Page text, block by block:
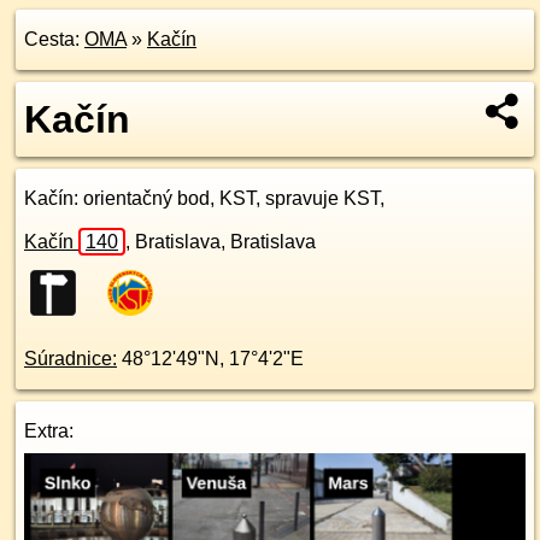
Cesta: OMA» Kačín
Kačín
Kačín: orientačný bod, KST, spravuje KST,
Kačín 140 , Bratislava, Bratislava
Súradnice: 48°12'49"N , 17°4'2"E
Extra: